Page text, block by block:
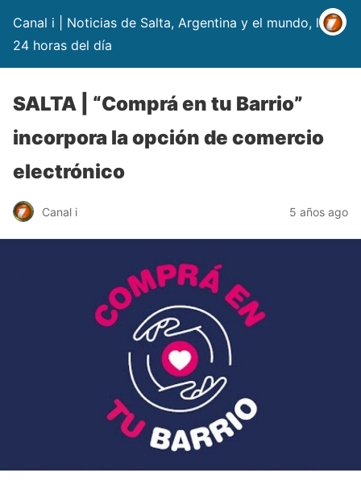
Canal i | Noticias de Salta, Argentina y el mundo, las
24 horas del día
SALTA | “Comprá en tu Barrio”
incorpora la opción de comercio
electrónico
Canal i 5 años ago